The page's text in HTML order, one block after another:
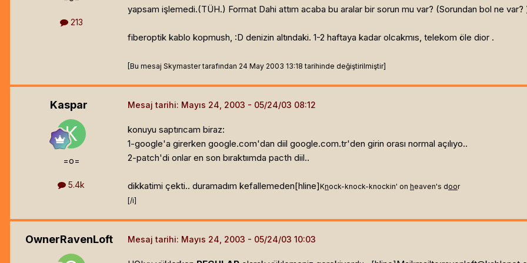
213
yapsam işlemedi.(TÜH.) Format Dahi attım acaba bu aralar bir sorun mu var? (Sorundan bol ne var?
fiberoptik kablo kopmush, :D denizin altındaki. 1-2 haftaya kadar olcakmıs, telekom öle dior .
[Bu mesaj Skymaster tarafından 24 May 2003 13:18 tarihinde değiştirilmiştir]
Kaspar
=o=
5.4k
Mesaj tarihi: Mayıs 24, 2003
konuyu saptırıcam biraz:
1-google'a girerken google.com'dan diil google.com.tr'den girin orası normal açılıyo..
2-patch'di onlar en son bıraktıımda pacth diil..
dikkatimi çekti.. duramadım kefallemeden[hline]Knock-knock-knockin' on heaven's door
[/i]
OwnerRavenLoft Mesaj tarihi: Mayıs 24, 2003